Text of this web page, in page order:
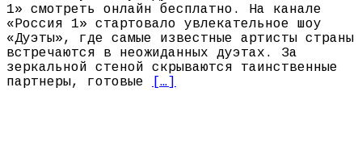
1» смотреть онлайн бесплатно. На канале
«Россия 1» стартовало увлекательное шоу
«Дуэты», где самые известные артисты страны
встречаются в неожиданных дуэтах. За
зеркальной стеной скрываются таинственные
партнеры, готовые
[…]